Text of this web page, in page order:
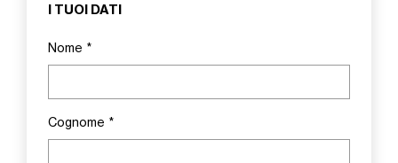
I TUOI DATI
Nome *
Cognome *